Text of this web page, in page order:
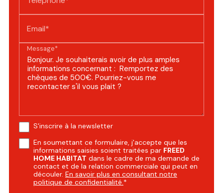
Email*
Message*
S'inscrire à la newsletter
En soumettant ce formulaire, j'accepte que les
informations saisies soient traitées par FREED
HOME HABITAT dans le cadre de ma demande de
contact et de la relation commerciale qui peut en
découler. En savoir plus en consultant notre
politique de confidentialité.*